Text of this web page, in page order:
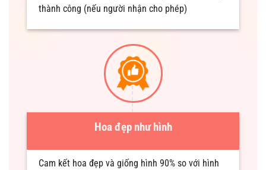
thành công (nếu người nhận cho phép)
Hoa đẹp như hình
Cam kết hoa đẹp và giống hình 90% so với hình